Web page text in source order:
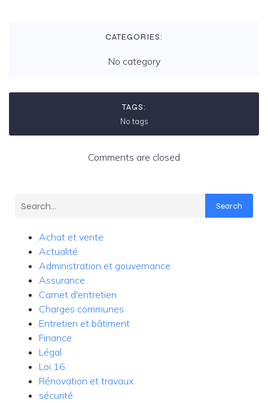
CATEGORIES:
No category
TAGS:
No tags
Comments are closed
Search
Achat et vente
Actualité
Administration et gouvernance
Assurance
Carnet d'entretien
Charges communes
Entretien et bâtiment
Finance
Légal
Loi 16
Rénovation et travaux
sécurité